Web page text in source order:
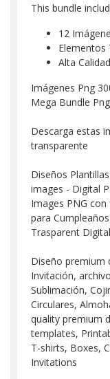
This bundle
12
Elementos
Alta
Imágenes Png
Mega Bundle
Descarga estas
transparente
Diseños
images - Digital
Images PNG
para
Trasparent Digital
Diseño premium
Invitación,
Sublimación,
Circulares,
quality premium
templates,
T-shirts, Boxes,
Invitations